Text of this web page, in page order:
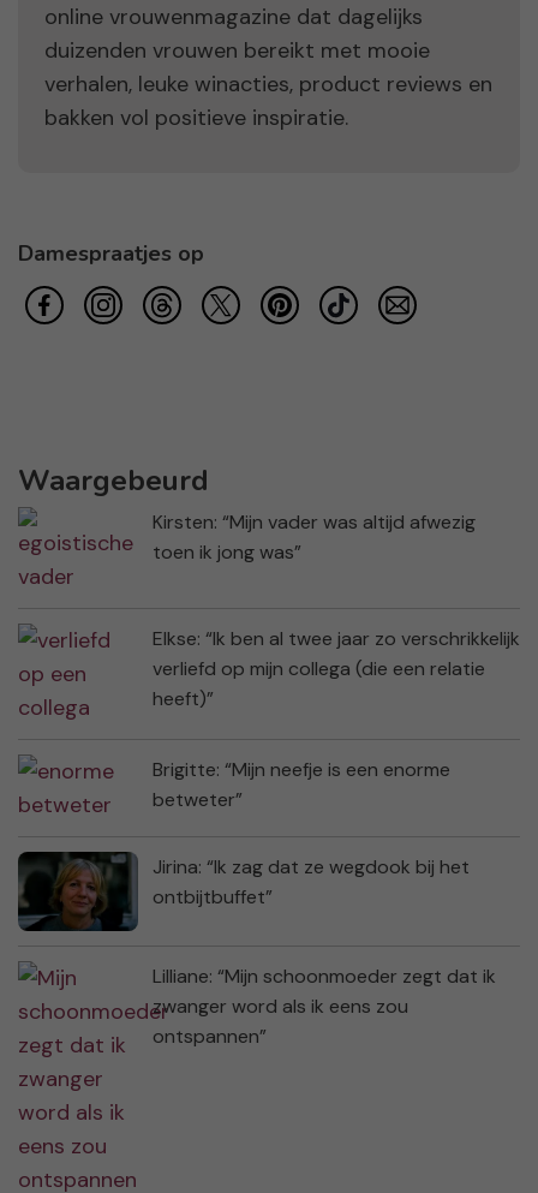
online vrouwenmagazine dat dagelijks
duizenden vrouwen bereikt met mooie
verhalen, leuke winacties, product reviews en
bakken vol positieve inspiratie.
Damespraatjes op
Waargebeurd
Kirsten: “Mijn vader was altijd afwezig
toen ik jong was”
Elkse: “Ik ben al twee jaar zo verschrikkelijk
verliefd op mijn collega (die een relatie
heeft)”
Brigitte: “Mijn neefje is een enorme
betweter”
Jirina: “Ik zag dat ze wegdook bij het
ontbijtbuffet”
Lilliane: “Mijn schoonmoeder zegt dat ik
zwanger word als ik eens zou
ontspannen”